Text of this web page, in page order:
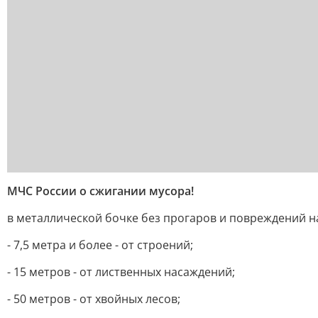
МЧС России о сжигании мусора!
в металлической бочке без прогаров и повреждений
- 7,5 метра и более - от строений;
- 15 метров - от лиственных насаждений;
- 50 метров - от хвойных лесов;